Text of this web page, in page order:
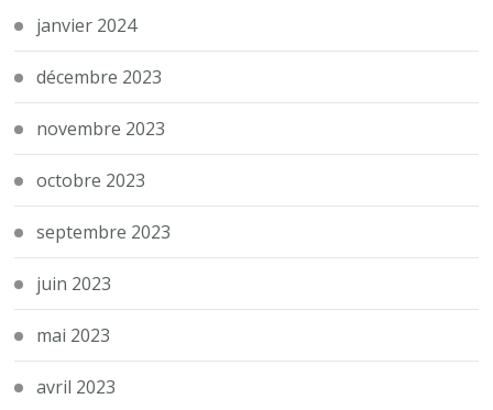
janvier 2024
décembre 2023
novembre 2023
octobre 2023
septembre 2023
juin 2023
mai 2023
avril 2023